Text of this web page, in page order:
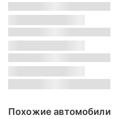
Похожие автомобили